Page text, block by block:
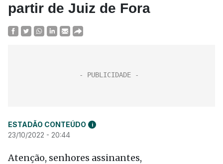
partir de Juiz de Fora
ESTADÃO CONTEÚDO i
23/10/2022 - 20:44
Atenção, senhores assinantes,